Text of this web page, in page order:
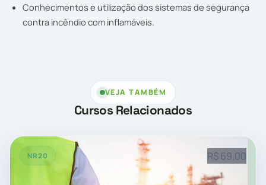
Conhecimentos e utilização dos sistemas de segurança
contra incêndio com inflamáveis.
VEJA TAMBÉM
Cursos Relacionados
NR20 R$ 69,00